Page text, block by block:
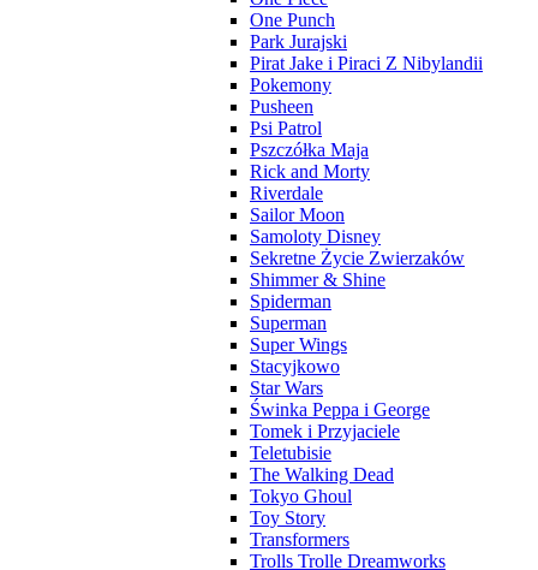
One Punch
Park Jurajski
Pirat Jake i Piraci Z Nibylandii
Pokemony
Pusheen
Psi Patrol
Pszczółka Maja
Rick and Morty
Riverdale
Sailor Moon
Samoloty Disney
Sekretne Życie Zwierzaków
Shimmer & Shine
Spiderman
Superman
Super Wings
Stacyjkowo
Star Wars
Świnka Peppa i George
Tomek i Przyjaciele
Teletubisie
The Walking Dead
Tokyo Ghoul
Toy Story
Transformers
Trolls Trolle Dreamworks